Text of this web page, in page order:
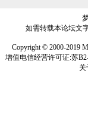
如需转载本论坛文
Copyright © 2000-2019
增值电信经营许可证:苏
关